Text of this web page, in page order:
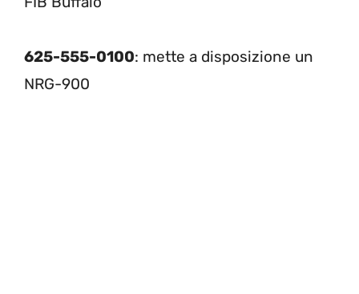
625-555-0100: mette a disposizione un
NRG-900